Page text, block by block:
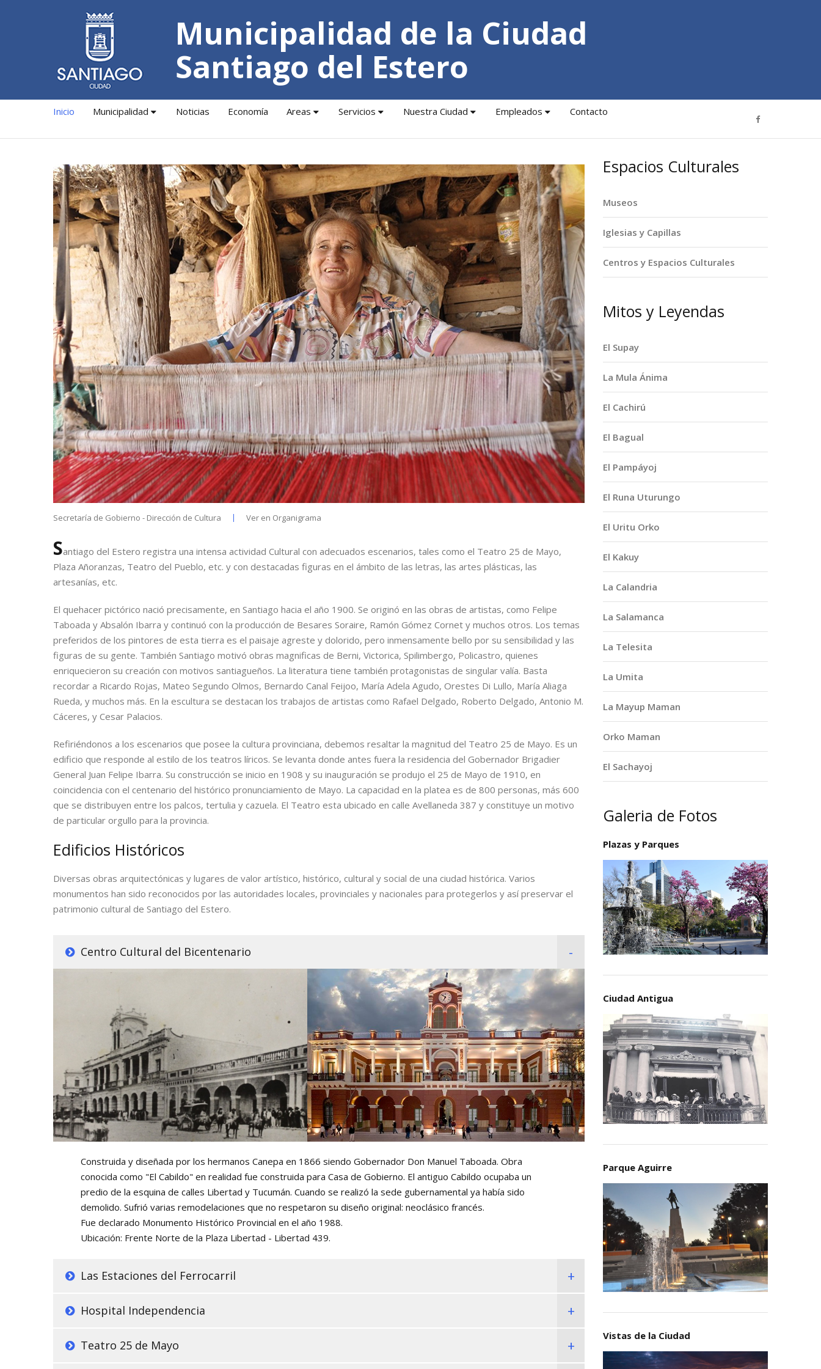
Municipalidad de la Ciudad
Santiago del Estero
Inicio Municipalidad Noticias Economía Areas Servicios Nuestra Ciudad Empleados Contacto
Secretaría de Gobierno - Dirección de Cultura Ver en Organigrama
Santiago del Estero registra una intensa actividad Cultural con adecuados escenarios, tales como el Teatro 25 de Mayo,
Plaza Añoranzas, Teatro del Pueblo, etc. y con destacadas figuras en el ámbito de las letras, las artes plásticas, las
artesanías, etc.
El quehacer pictórico nació precisamente, en Santiago hacia el año 1900. Se originó en las obras de artistas, como Felipe
Taboada y Absalón Ibarra y continuó con la producción de Besares Soraire, Ramón Gómez Cornet y muchos otros. Los temas
preferidos de los pintores de esta tierra es el paisaje agreste y dolorido, pero inmensamente bello por su sensibilidad y las
figuras de su gente. También Santiago motivó obras magnificas de Berni, Victorica, Spilimbergo, Policastro, quienes
enriquecieron su creación con motivos santiagueños. La literatura tiene también protagonistas de singular valía. Basta
recordar a Ricardo Rojas, Mateo Segundo Olmos, Bernardo Canal Feijoo, María Adela Agudo, Orestes Di Lullo, María Aliaga
Rueda, y muchos más. En la escultura se destacan los trabajos de artistas como Rafael Delgado, Roberto Delgado, Antonio M.
Cáceres, y Cesar Palacios.
Refiriéndonos a los escenarios que posee la cultura provinciana, debemos resaltar la magnitud del Teatro 25 de Mayo. Es un
edificio que responde al estilo de los teatros líricos. Se levanta donde antes fuera la residencia del Gobernador Brigadier
General Juan Felipe Ibarra. Su construcción se inicio en 1908 y su inauguración se produjo el 25 de Mayo de 1910, en
coincidencia con el centenario del histórico pronunciamiento de Mayo. La capacidad en la platea es de 800 personas, más 600
que se distribuyen entre los palcos, tertulia y cazuela. El Teatro esta ubicado en calle Avellaneda 387 y constituye un motivo
de particular orgullo para la provincia.
Edificios Históricos
Diversas obras arquitectónicas y lugares de valor artístico, histórico, cultural y social de una ciudad histórica. Varios
monumentos han sido reconocidos por las autoridades locales, provinciales y nacionales para protegerlos y así preservar el
patrimonio cultural de Santiago del Estero.
Centro Cultural del Bicentenario
Construida y diseñada por los hermanos Canepa en 1866 siendo Gobernador Don Manuel Taboada. Obra
conocida como "El Cabildo" en realidad fue construida para Casa de Gobierno. El antiguo Cabildo ocupaba un
predio de la esquina de calles Libertad y Tucumán. Cuando se realizó la sede gubernamental ya había sido
demolido. Sufrió varias remodelaciones que no respetaron su diseño original: neoclásico francés.
Fue declarado Monumento Histórico Provincial en el año 1988.
Ubicación: Frente Norte de la Plaza Libertad - Libertad 439.
Las Estaciones del Ferrocarril
Hospital Independencia
Teatro 25 de Mayo
Espacios Culturales
Museos
Iglesias y Capillas
Centros y Espacios Culturales
Mitos y Leyendas
El Supay
La Mula Ánima
El Cachirú
El Bagual
El Pampáyoj
El Runa Uturungo
El Uritu Orko
El Kakuy
La Calandria
La Salamanca
La Telesita
La Umita
La Mayup Maman
Orko Maman
El Sachayoj
Galeria de Fotos
Plazas y Parques
Ciudad Antigua
Parque Aguirre
Vistas de la Ciudad